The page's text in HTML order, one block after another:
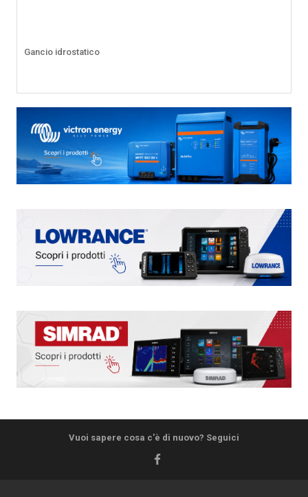
Gancio idrostatico
Vuoi sapere cosa c'è di nuovo? Seguici